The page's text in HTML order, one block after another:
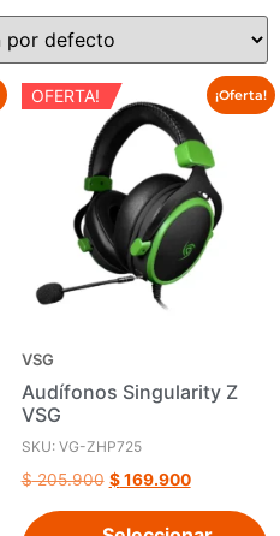
¡Oferta!
OFERTA!
VSG
Audífonos Singularity Z
VSG
SKU: VG-ZHP725
$205.900 $169.900